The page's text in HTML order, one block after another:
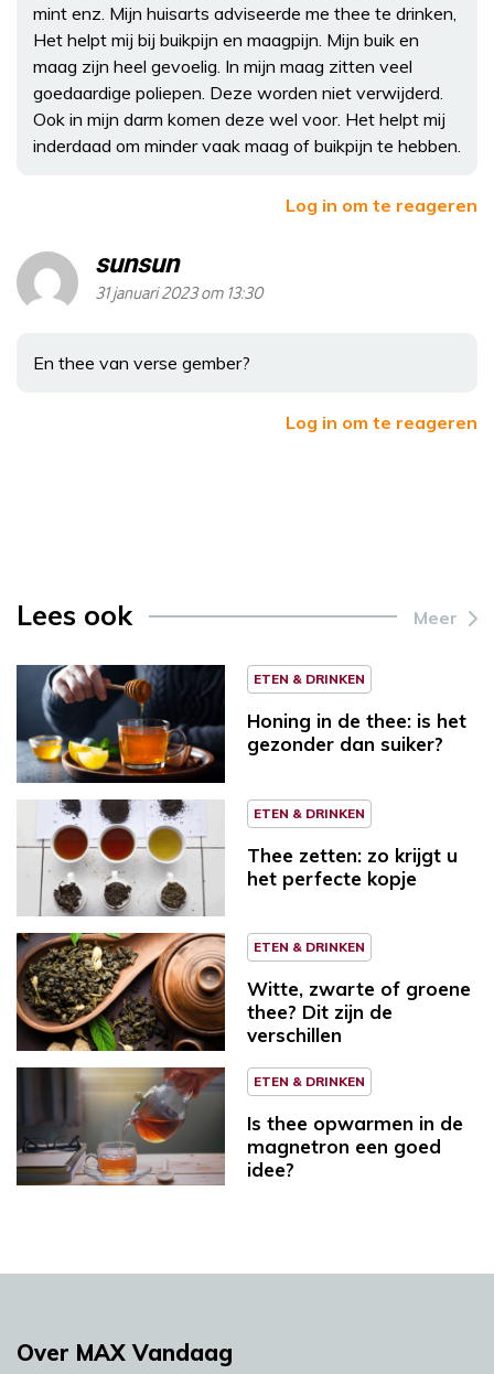
mint enz. Mijn huisarts adviseerde me thee te drinken,
Het helpt mij bij buikpijn en maagpijn. Mijn buik en
maag zijn heel gevoelig. In mijn maag zitten veel
goedaardige poliepen. Deze worden niet verwijderd.
Ook in mijn darm komen deze wel voor. Het helpt mij
inderdaad om minder vaak maag of buikpijn te hebben.
Log in om te reageren
sunsun
31 januari 2023 om 13:30
En thee van verse gember?
Log in om te reageren
Lees ook Meer
ETEN & DRINKEN
Honing in de thee: is het
gezonder dan suiker?
ETEN & DRINKEN
Thee zetten: zo krijgt u
het perfecte kopje
ETEN & DRINKEN
Witte, zwarte of groene
thee? Dit zijn de
verschillen
ETEN & DRINKEN
Is thee opwarmen in de
magnetron een goed
idee?
Over MAX Vandaag